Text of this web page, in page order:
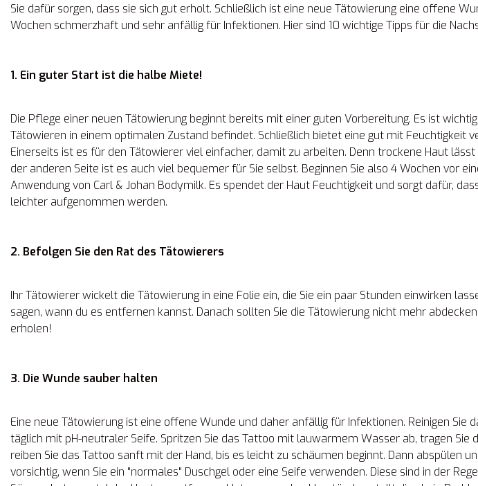
Sie dafür sorgen, dass sie sich gut erholt. Schließlich ist eine neue Tätowierung eine offene
Wochen schmerzhaft und sehr anfällig für Infektionen. Hier sind 10 wichtige Tipps für die
1. Ein guter Start ist die halbe Miete!
Die Pflege einer neuen Tätowierung beginnt bereits mit einer guten Vorbereitung. Es ist
Tätowieren in einem optimalen Zustand befindet. Schließlich bietet eine gut mit Feuchtigkeit
Einerseits ist es für den Tätowierer viel einfacher, damit zu arbeiten. Denn trockene Haut
der anderen Seite ist es auch viel bequemer für Sie selbst. Beginnen Sie also 4 Wochen vor
Anwendung von Carl & Johan Bodymilk. Es spendet der Haut Feuchtigkeit und sorgt dafür,
leichter aufgenommen werden.
2. Befolgen Sie den Rat des Tätowierers
Ihr Tätowierer wickelt die Tätowierung in eine Folie ein, die Sie ein paar Stunden einwirken
sagen, wann du es entfernen kannst. Danach sollten Sie die Tätowierung nicht mehr
erholen!
3. Die Wunde sauber halten
Eine neue Tätowierung ist eine offene Wunde und daher anfällig für Infektionen. Reinigen Sie
täglich mit pH-neutraler Seife. Spritzen Sie das Tattoo mit lauwarmem Wasser ab, tragen Sie
reiben Sie das Tattoo sanft mit der Hand, bis es leicht zu schäumen beginnt. Dann abspülen
vorsichtig, wenn Sie ein "normales" Duschgel oder eine Seife verwenden. Diese sind in der